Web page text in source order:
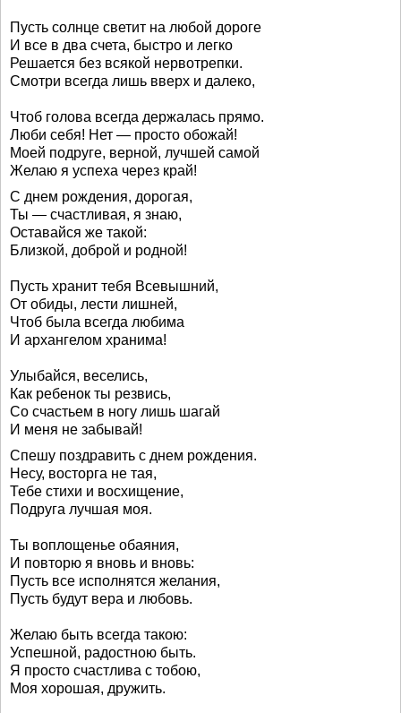
Пусть солнце светит на любой дороге
И все в два счета, быстро и легко
Решается без всякой нервотрепки.
Смотри всегда лишь вверх и далеко,
Чтоб голова всегда держалась прямо.
Люби себя! Нет — просто обожай!
Моей подруге, верной, лучшей самой
Желаю я успеха через край!
С днем рождения, дорогая,
Ты — счастливая, я знаю,
Оставайся же такой:
Близкой, доброй и родной!
Пусть хранит тебя Всевышний,
От обиды, лести лишней,
Чтоб была всегда любима
И архангелом хранима!
Улыбайся, веселись,
Как ребенок ты резвись,
Со счастьем в ногу лишь шагай
И меня не забывай!
Спешу поздравить с днем рождения.
Несу, восторга не тая,
Тебе стихи и восхищение,
Подруга лучшая моя.
Ты воплощенье обаяния,
И повторю я вновь и вновь:
Пусть все исполнятся желания,
Пусть будут вера и любовь.
Желаю быть всегда такою:
Успешной, радостною быть.
Я просто счастлива с тобою,
Моя хорошая, дружить.